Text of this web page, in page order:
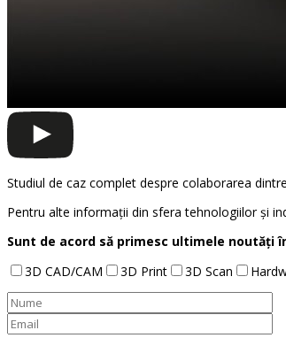
Studiul de caz complet despre colaborarea dintre
Pentru alte informații din sfera tehnologiilor și
Sunt de acord să primesc ultimele noutăți
3D CAD/CAM
3D Print 3D Scan